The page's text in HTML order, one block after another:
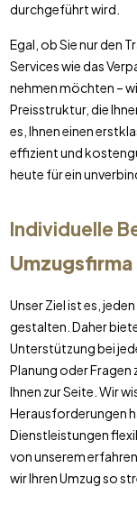
durchgeführt wird.
Egal, ob Sie nur den
Services wie das
nehmen möchten –
Preisstruktur, die
es, Ihnen einen
effizient und
heute für ein
Individuelle
Umzugsfirma
Unser Ziel ist es, jeden
gestalten. Daher
Unterstützung bei
Planung oder Fragen
Ihnen zur Seite. Wir
Herausforderungen
Dienstleistungen
von unserem
wir Ihren Umzug so